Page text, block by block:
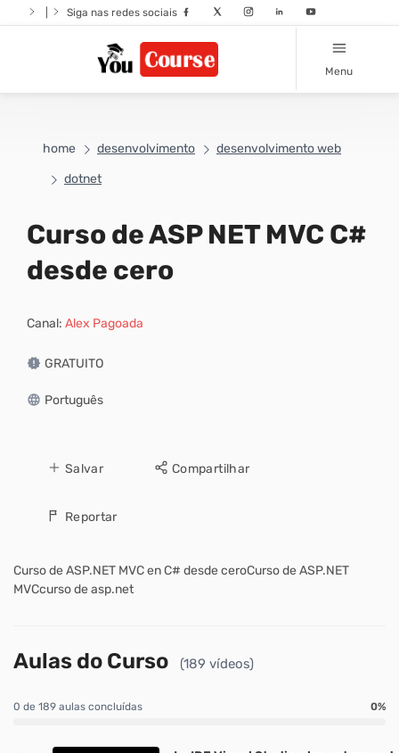
Siga nas redes sociais
Menu
home desenvolvimento
desenvolvimento web
dotnet
Curso de ASP NET MVC C#
desde cero
Canal: Alex Pagoada
GRATUITO
Português
Salvar Compartilhar
Reportar
Curso de ASP.NET MVC en C# desde ceroCurso de ASP.NET
MVCcurso de asp.net
Aulas do Curso (189 vídeos)
0 de 189 aulas concluídas 0%